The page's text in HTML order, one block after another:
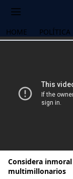
HOME POLÍTICA
Considera
multimillonarios